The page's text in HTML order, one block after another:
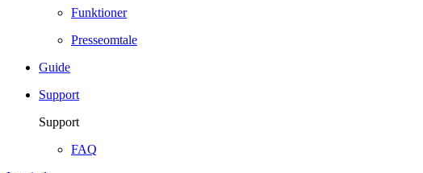
Funktioner
Presseomtale
Guide
Support
Support
FAQ